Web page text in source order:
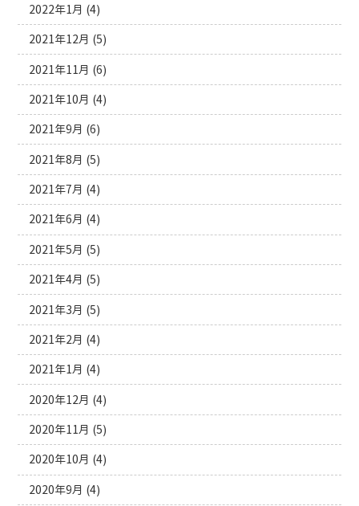
2022年1月 (4)
2021年12月 (5)
2021年11月 (6)
2021年10月 (4)
2021年9月 (6)
2021年8月 (5)
2021年7月 (4)
2021年6月 (4)
2021年5月 (5)
2021年4月 (5)
2021年3月 (5)
2021年2月 (4)
2021年1月 (4)
2020年12月 (4)
2020年11月 (5)
2020年10月 (4)
2020年9月 (4)